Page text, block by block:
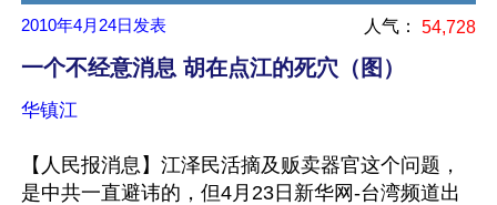
2010年4月24日 发表 人气： 54,728
一个不经意消息 胡在点江的死穴（图）
华镇江
【人民报消息】江泽民活摘及贩卖器官这个问题，
是中共一直避讳的，但4月23日新华网-台湾频道出